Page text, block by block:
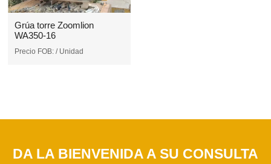
Grúa torre Zoomlion
WA350-16
Precio FOB: / Unidad
DA LA BIENVENIDA A SU CONSULTA